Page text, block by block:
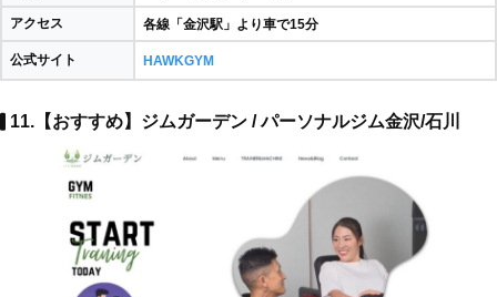
アクセス 各線「金沢駅」より車で15分
公式サイト HAWKGYM
11.【おすすめ】ジムガーデン / パーソナルジム金沢/石川